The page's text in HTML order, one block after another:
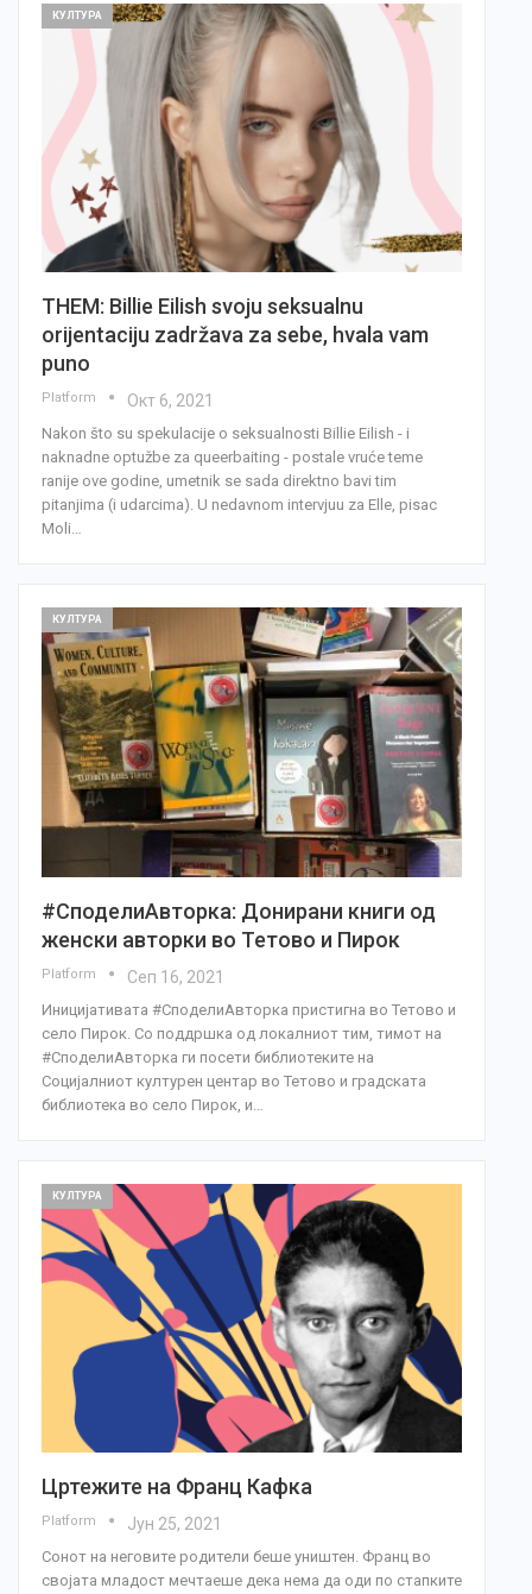
КУЛТУРА
THEM: Billie Eilish svoju seksualnu
orijentaciju zadržava za sebe, hvala vam
puno
Platform Окт 6, 2021
Nakon što su spekulacije o seksualnosti Billie Eilish - i
naknadne optužbe za queerbaiting - postale vruće teme
ranije ove godine, umetnik se sada direktno bavi tim
pitanjima (i udarcima). U nedavnom intervjuu za Elle, pisac
Moli…
КУЛТУРА
#СподелиАвторка: Донирани книги од
женски авторки во Тетово и Пирок
Platform Сеп 16, 2021
Иницијативата #СподелиАвторка пристигна во Тетово и
село Пирок. Со поддршка од локалниот тим, тимот на
#СподелиАвторка ги посети библиотеките на
Социјалниот културен центар во Тетово и градската
библиотека во село Пирок, и…
КУЛТУРА
Цртежите на Франц Кафка
Platform Јун 25, 2021
Сонот на неговите родители беше уништен. Франц во
својата младост мечтаеше дека нема да оди по стапките